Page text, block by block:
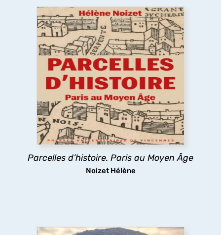
Parcelles d’histoire. Paris au Moyen Âge
Noizet Hélène
Parcelles d’histoire. Paris au Moyen
Âge
Comment le Moyen Âge a dessiné la forme de la
ville de Paris ? Les églises, la trame des rues, les
lotissements, la poésie urbaine montrent
comment les pratiques des habitants médiévaux
ont durablement structuré l’espace urbain
parisien.
découvrir